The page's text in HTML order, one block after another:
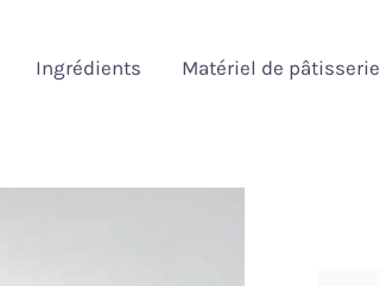
Ingrédients Matériel de pâtisserie